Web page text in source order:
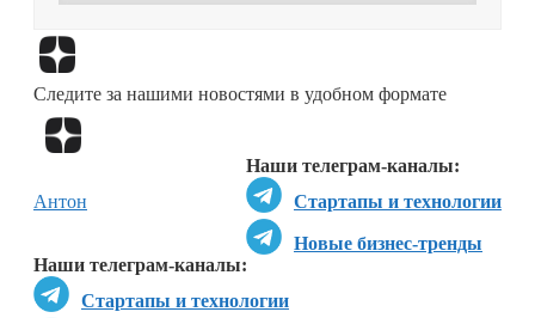
Следите за нашими новостями в удобном формате
Наши телеграм-каналы:
Стартапы и технологии
Новые бизнес-тренды
Наши телеграм-каналы:
Стартапы и технологии
Антон